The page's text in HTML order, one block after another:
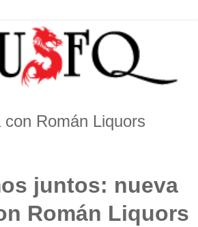
con Román Liquors
juntos: nueva
Román Liquors